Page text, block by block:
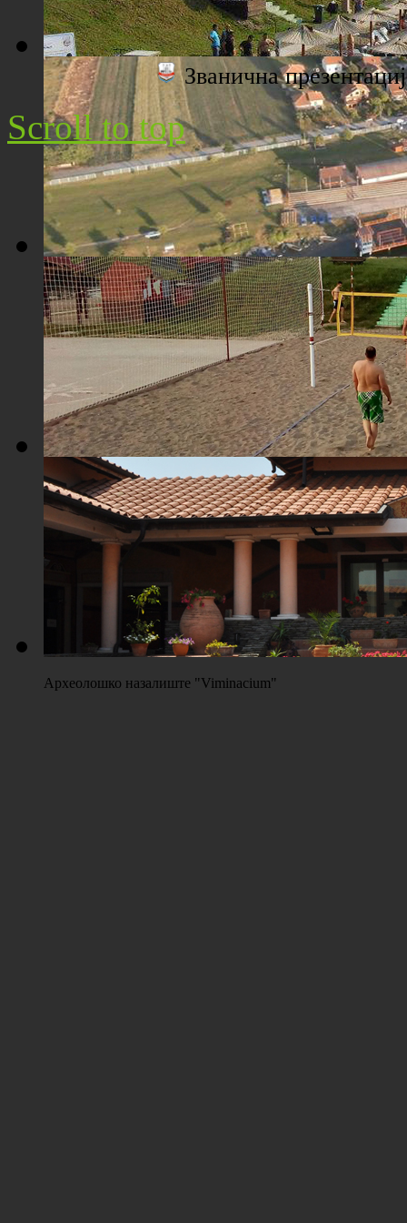
Плажа "Топољар" - Поглед са торња
Плажа "Топољар" - Поглед из ваздуха
Плажа "Топољар" - Терени на песку
Археолошко назалиште "Viminacium"
Званична
Scroll to top